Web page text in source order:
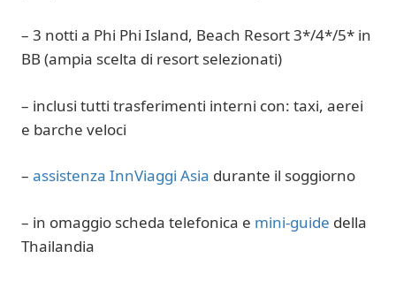
– 3 notti a Phi Phi Island, Beach Resort 3*/4*/5* in
BB (ampia scelta di resort selezionati)
– inclusi tutti trasferimenti interni con: taxi, aerei
e barche veloci
– assistenza InnViaggi Asia durante il soggiorno
– in omaggio scheda telefonica e mini-guide della
Thailandia